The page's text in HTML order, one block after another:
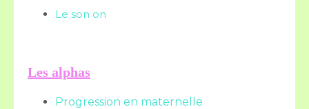
Le son on
Les alphas
Progression en maternelle